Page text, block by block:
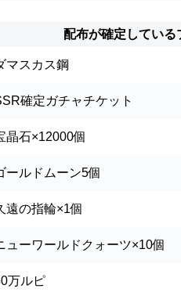
配布が確定している
マスカス鋼
確定ガチャチケット
晶石×12000個
ールドムーン5個
遠の指輪×1個
ューワールドクォーツ×10個
万ルピ